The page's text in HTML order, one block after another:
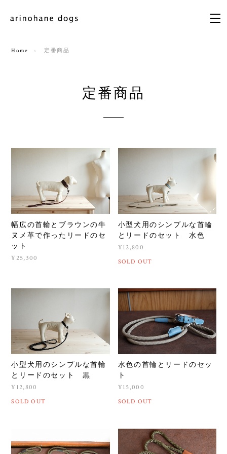
Home 定番商品
定番商品
幅広の首輪とブラウンの牛
ヌメ革で作ったリードのセ
ット
¥25,300
小型犬用のシンプルな首輪
とリードのセット 水色
¥12,800
SOLD OUT
小型犬用のシンプルな首輪
とリードのセット 黒
¥12,800
SOLD OUT
水色の首輪とリードのセッ
ト
¥15,000
SOLD OUT